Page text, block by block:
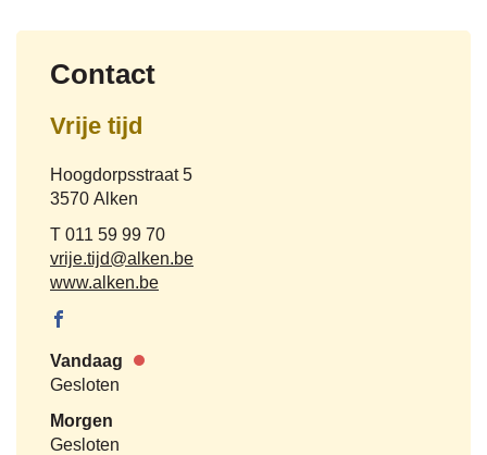
Contact
Vrije tijd
Adres
Hoogdorpsstraat 5
,3570 Alken
Tel.011 59 99 70
E-
mail
vrije.tijd@alken.be
Website
www.alken.be
Facebook
Vandaag
Nu
Gesloten
Morgen
Gesloten